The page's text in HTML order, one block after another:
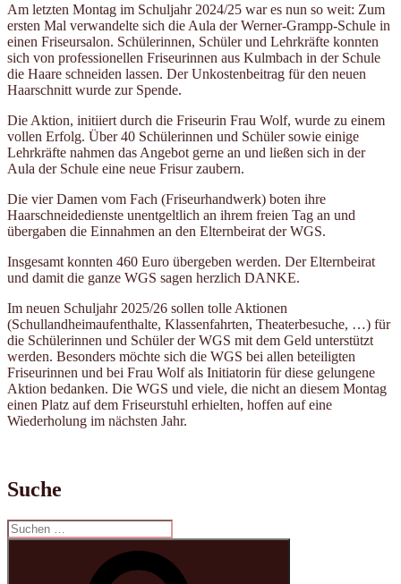
Am letzten Montag im Schuljahr 2024/25 war es nun so weit: Zum
ersten Mal verwandelte sich die Aula der Werner-Grampp-Schule in
einen Friseursalon. Schülerinnen, Schüler und Lehrkräfte konnten
sich von professionellen Friseurinnen aus Kulmbach in der Schule
die Haare schneiden lassen. Der Unkostenbeitrag für den neuen
Haarschnitt wurde zur Spende.
Die Aktion, initiiert durch die Friseurin Frau Wolf, wurde zu einem
vollen Erfolg. Über 40 Schülerinnen und Schüler sowie einige
Lehrkräfte nahmen das Angebot gerne an und ließen sich in der
Aula der Schule eine neue Frisur zaubern.
Die vier Damen vom Fach (Friseurhandwerk) boten ihre
Haarschneidedienste unentgeltlich an ihrem freien Tag an und
übergaben die Einnahmen an den Elternbeirat der WGS.
Insgesamt konnten 460 Euro übergeben werden. Der Elternbeirat
und damit die ganze WGS sagen herzlich DANKE.
Im neuen Schuljahr 2025/26 sollen tolle Aktionen
(Schullandheimaufenthalte, Klassenfahrten, Theaterbesuche, …) für
die Schülerinnen und Schüler der WGS mit dem Geld unterstützt
werden. Besonders möchte sich die WGS bei allen beteiligten
Friseurinnen und bei Frau Wolf als Initiatorin für diese gelungene
Aktion bedanken. Die WGS und viele, die nicht an diesem Montag
einen Platz auf dem Friseurstuhl erhielten, hoffen auf eine
Wiederholung im nächsten Jahr.
Suche
Suchen
nach: